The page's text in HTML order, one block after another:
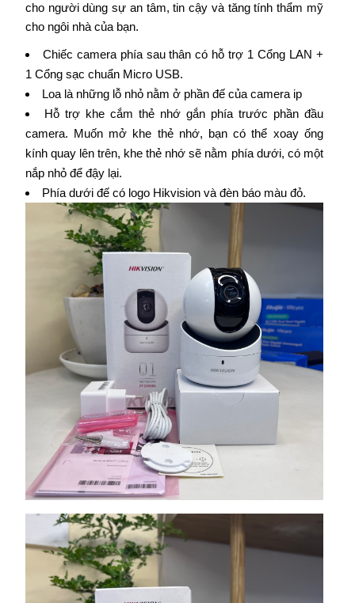
cho người dùng sự an tâm, tin cậy và tăng tính thẩm mỹ
cho ngôi nhà của bạn.
Chiếc camera phía sau thân có hỗ trợ 1 Cổng LAN +
1 Cổng sạc chuẩn Micro USB.
Loa là những lỗ nhỏ nằm ở phần đế của camera ip
Hỗ trợ khe cắm thẻ nhớ gắn phía trước phần đầu
camera. Muốn mở khe thẻ nhớ, bạn có thể xoay ống
kính quay lên trên, khe thẻ nhớ sẽ nằm phía dưới, có một
nắp nhỏ để đậy lại.
Phía dưới đế có logo Hikvision và đèn báo màu đỏ.